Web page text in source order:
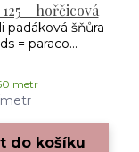
125 - hořčicová
padáková šňůra
= paraco...
metr
metr
do košíku